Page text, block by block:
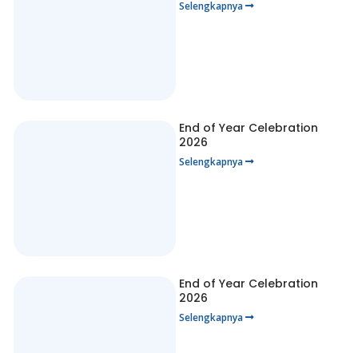
Selengkapnya
End of Year Celebration
2026
Selengkapnya
End of Year Celebration
2026
Selengkapnya